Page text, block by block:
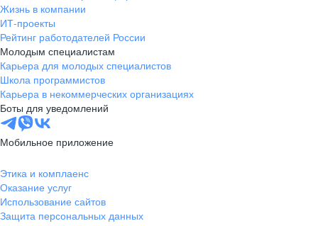
Жизнь в компании
ИТ-проекты
Рейтинг работодателей России
Молодым специалистам
Карьера для молодых специалистов
Школа программистов
Карьера в некоммерческих организациях
Боты для уведомлений
Мобильное приложение
Этика и комплаенс
Оказание услуг
Использование сайтов
Защита персональных данных